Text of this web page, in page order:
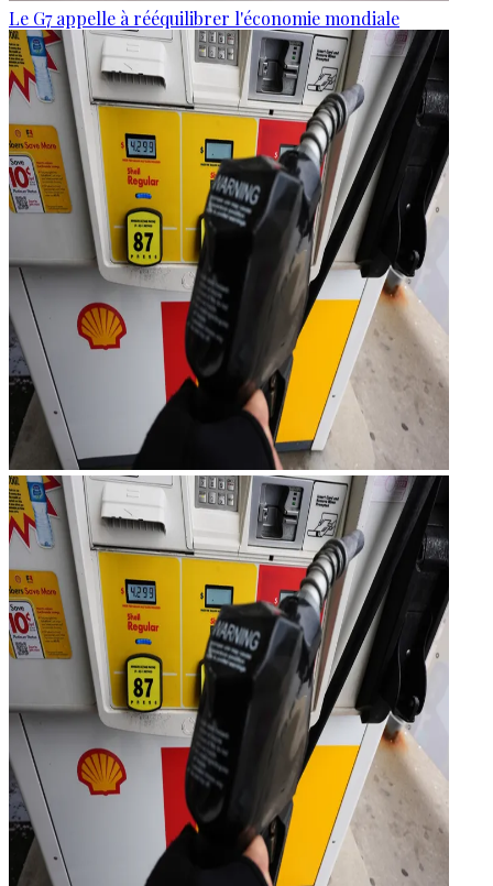
Le G7 appelle à rééquilibrer l'économie mondiale